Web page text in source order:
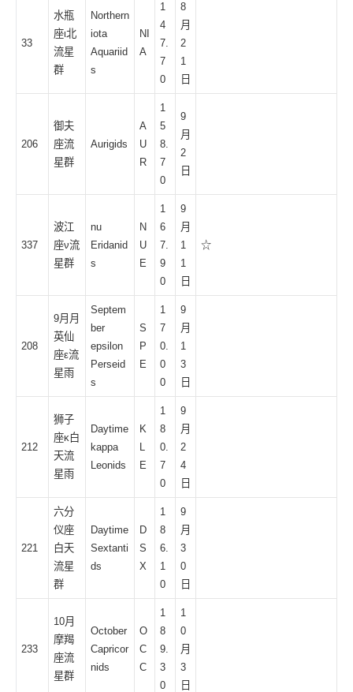
33
水瓶
座ι北
流星
群
Northern
iota
Aquariid
s
NI
A
1
4
7.
7
0
8
月
2
1
日
206
御夫
座流
星群
Aurigids
A
U
R
1
5
8.
7
0
9
月
2
日
337
波江
座ν流
星群
nu
Eridanid
s
N
U
E
1
6
7.
9
0
9
月
1
1
日
☆
208
9月 月
英仙
座ε流
星雨
Septem
ber
epsilon
Perseid
s
S
P
E
1
7
0.
0
0
9
月
1
3
日
212
狮子
座κ白
天流
星雨
Daytime
kappa
Leonids
K
L
E
1
8
0.
7
0
9
月
2
4
日
221
六分
仪座
白天
流星
群
Daytime
Sextanti
ds
D
S
X
1
8
6.
1
0
9
月
3
0
日
233
10月
摩羯
座流
星群
October
Capricor
nids
O
C
C
1
8
9.
3
0
1
0
月
3
日